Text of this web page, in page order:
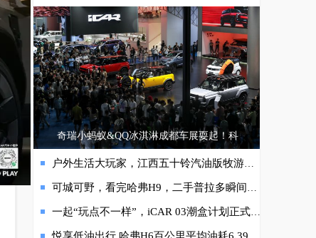
太市场并开启交付
奇瑞小蚂蚁&QQ冰淇淋成都车展耍起！科
户外生活大玩家，江西五十铃汽油版牧游侠重磅登场
可城可野，看完哈弗H9，二手普拉多瞬间不香了
一起“玩点不一样”，iCAR 03潮盒计划正式启动！